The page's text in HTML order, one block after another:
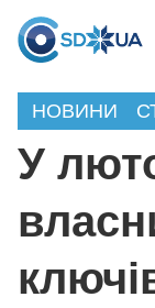
НОВИНИ
У